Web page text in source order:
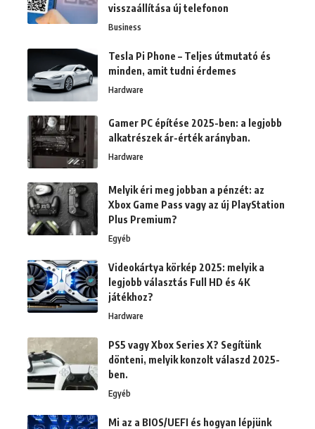
visszaállítása új telefonon
Business
Tesla Pi Phone – Teljes útmutató és
minden, amit tudni érdemes
Hardware
Gamer PC építése 2025-ben: a legjobb
alkatrészek ár-érték arányban.
Hardware
Melyik éri meg jobban a pénzét: az
Xbox Game Pass vagy az új PlayStation
Plus Premium?
Egyéb
Videokártya körkép 2025: melyik a
legjobb választás Full HD és 4K
játékhoz?
Hardware
PS5 vagy Xbox Series X? Segítünk
dönteni, melyik konzolt válaszd 2025-
ben.
Egyéb
Mi az a BIOS/UEFI és hogyan lépjünk